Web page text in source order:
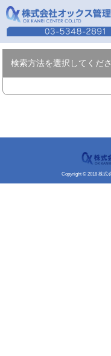
検索方法を選択してくだ
Copyright © 2018 株式